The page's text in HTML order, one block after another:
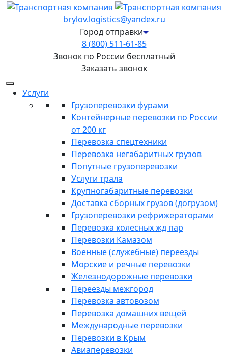
brylov.logistics@yandex.ru
Город отправки
8 (800) 511-61-85
Звонок по России бесплатный
Заказать звонок
Услуги
Грузоперевозки фурами
Контейнерные перевозки по России
от 200 кг
Перевозка спецтехники
Перевозка негабаритных грузов
Попутные грузоперевозки
Услуги трала
Крупногабаритные перевозки
Доставка сборных грузов (догрузом)
Грузоперевозки рефрижераторами
Перевозка колесных жд пар
Перевозки Камазом
Военные (служебные) переезды
Морские и речные перевозки
Железнодорожные перевозки
Переезды межгород
Перевозка автовозом
Перевозка домашних вещей
Международные перевозки
Перевозки в Крым
Авиаперевозки